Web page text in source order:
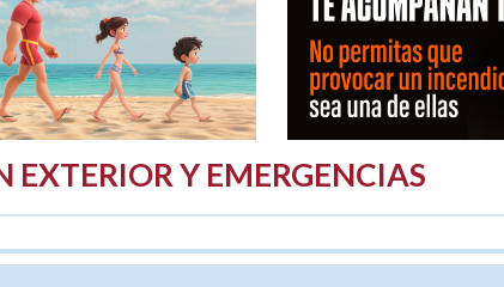
Y EMERGENCIAS